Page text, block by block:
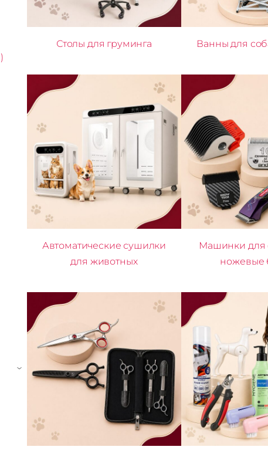
›
Столы для груминга Ванны для
Автоматические сушилки
для животных
Машинки для
ножевые